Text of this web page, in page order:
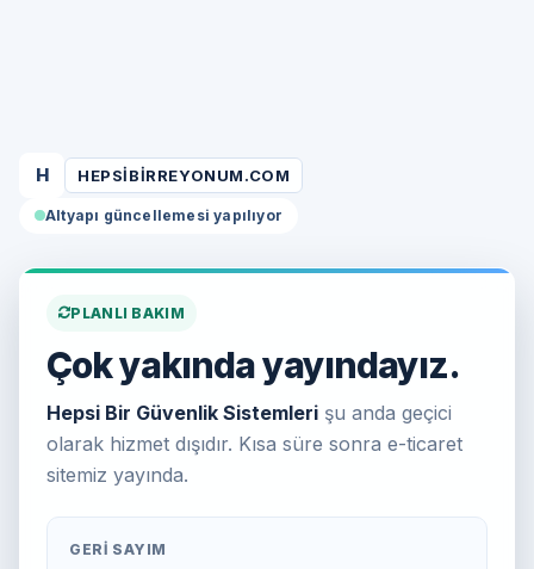
H HEPSIBIRREYONUM.COM
Altyapı güncellemesi yapılıyor
PLANLI BAKIM
Çok yakında yayındayız.
Hepsi Bir Güvenlik Sistemleri şu anda geçici
olarak hizmet dışıdır. Kısa süre sonra e-ticaret
sitemiz yayında.
GERI SAYIM